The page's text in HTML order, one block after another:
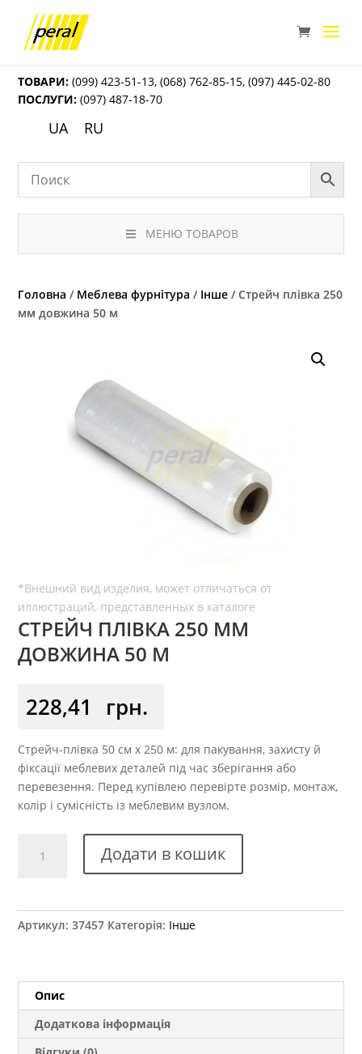
ТОВАРИ: (099) 423-51-13,(068) 762-85-15,(097) 445-02-80
ПОСЛУГИ: (097) 487-18-70
UA RU
МЕНЮ ТОВАРОВ
Головна / Меблева фурнітура / Інше / Стрейч плівка 250
мм довжина 50 м
СТРЕЙЧ ПЛІВКА 250 ММ
ДОВЖИНА 50 М
228,41 грн.
Стрейч-плівка 50 см x 250 м: для пакування, захисту й
фіксації меблевих деталей під час зберігання або
перевезення. Перед купівлею перевірте розмір, монтаж,
колір і сумісність із меблевим вузлом.
плівка
50
Додати в кошик
Артикул:37457 Категорія: Інше
Опис
Додаткова інформація